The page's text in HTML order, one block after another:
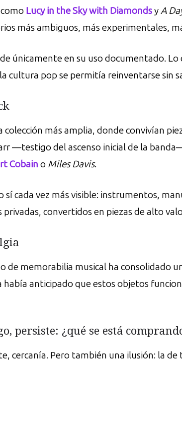
Lucy in the Sky with Diamondsy A
más ambiguos, más experimentales,
únicamente en su uso documentado.
cultura pop se permitía reinventarse sin
más amplia, donde convivían
—testigo del ascenso inicial de la
Cobain o Miles Davis.
sí cada vez más visible: instrumentos,
convertidos en piezas de alto
de memorabilia musical ha consolidado
había anticipado que estos objetos
persiste: ¿qué se está
cercanía. Pero también una ilusión: la